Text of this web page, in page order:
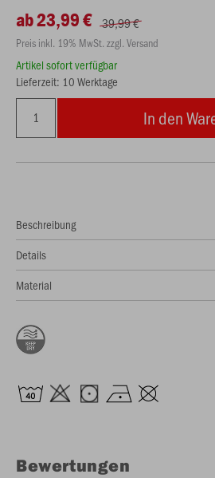
ab 23,99 € 39,99 €
Preis inkl. 19% MwSt. zzgl. Versand
Artikel sofort verfügbar
Lieferzeit: 10 Werktage
In den
Beschreibung
Details
Material
Bewertungen